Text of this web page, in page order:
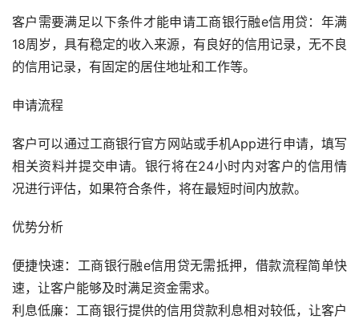
客户需要满足以下条件才能申请工商银行融e信用贷：年满
18周岁，具有稳定的收入来源，有良好的信用记录，无不良
的信用记录，有固定的居住地址和工作等。
申请流程
客户可以通过工商银行官方网站或手机App进行申请，填写
相关资料并提交申请。银行将在24小时内对客户的信用情
况进行评估，如果符合条件，将在最短时间内放款。
优势分析
便捷快速：工商银行融e信用贷无需抵押，借款流程简单快
速，让客户能够及时满足资金需求。
利息低廉：工商银行提供的信用贷款利息相对较低，让客户